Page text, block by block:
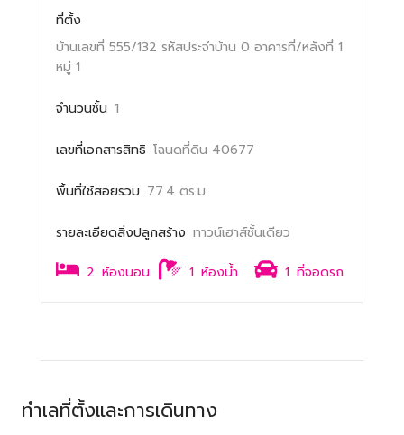
ที่ตั้ง
บ้านเลขที่ 555/132 รหัสประจำบ้าน 0 อาคารที่/หลังที่ 1
หมู่ 1
จำนวนชั้น 1
เลขที่เอกสารสิทธิ โฉนดที่ดิน 40677
พื้นที่ใช้สอยรวม 77.4 ตร.ม.
รายละเอียดสิ่งปลูกสร้าง ทาวน์เฮาส์ชั้นเดียว
2 ห้องนอน 1 ห้องน้ำ 1 ที่จอดรถ
ทำเลที่ตั้งและการเดินทาง